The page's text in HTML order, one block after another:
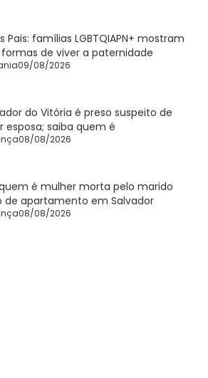
Pais: famílias LGBTQIAPN+ mostram
de viver a paternidade
09/08/2026
do Vitória é preso suspeito de
esposa; saiba quem é
08/08/2026
é mulher morta pelo marido
de apartamento em Salvador
08/08/2026